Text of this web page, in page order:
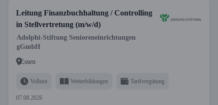
Leitung Finanzbuchhaltung / Controlling
in Stellvertretung (m/w/d)
Adolphi-Stiftung Senioreneinrichtungen
gGmbH
Essen
Vollzeit Weiterbildungen Tarifvergütung
07.08.2026